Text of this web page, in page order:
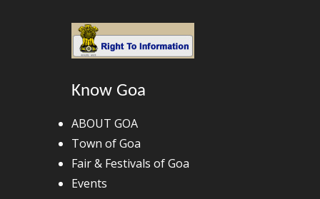
Know Goa
ABOUT GOA
Town of Goa
Fair & Festivals of Goa
Events